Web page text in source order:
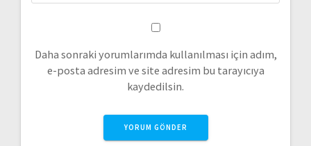
Daha sonraki yorumlarımda kullanılması için adım,
e-posta adresim ve site adresim bu tarayıcıya
kaydedilsin.